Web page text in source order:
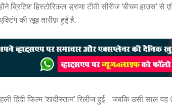
हिस्‍टोरिकल ड्रामा टीवी सीरीज ‘बीचम हाउस’
की खूब तारीफ़ हुई है.
फिल्‍म ‘शादीस्‍तान’ रिलीज हुई। जबकि उसी साल वह